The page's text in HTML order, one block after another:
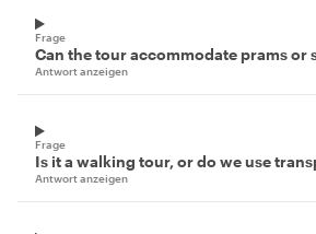
Frage
Can the tour accommodate prams or
Antwort anzeigen
Frage
Is it a walking tour, or do we use
Antwort anzeigen